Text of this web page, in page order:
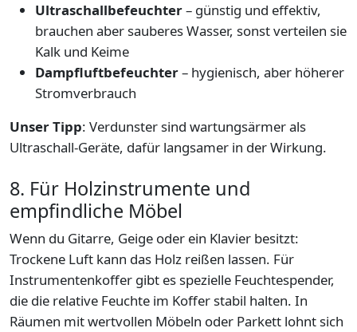
Ultraschallbefeuchter– günstig und effektiv,
brauchen aber sauberes Wasser, sonst verteilen sie
Kalk und Keime
Dampfluftbefeuchter– hygienisch, aber höherer
Stromverbrauch
Unser Tipp: Verdunster sind wartungsärmer als
Ultraschall-Geräte, dafür langsamer in der Wirkung.
8. Für Holzinstrumente und
empfindliche Möbel
Wenn du Gitarre, Geige oder ein Klavier besitzt:
Trockene Luft kann das Holz reißen lassen. Für
Instrumentenkoffer gibt es spezielle Feuchtespender,
die die relative Feuchte im Koffer stabil halten. In
Räumen mit wertvollen Möbeln oder Parkett lohnt sich